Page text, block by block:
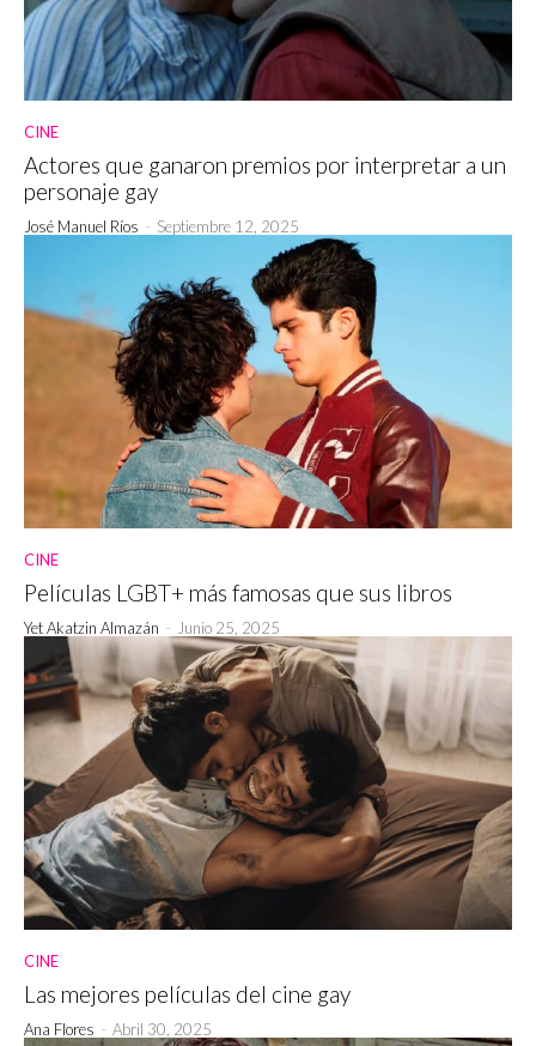
CINE
Actores que ganaron premios por interpretar a un
personaje gay
José Manuel Ríos - Septiembre 12, 2025
CINE
Películas LGBT+ más famosas que sus libros
Yet Akatzin Almazán - Junio 25, 2025
CINE
Las mejores películas del cine gay
Ana Flores - Abril 30, 2025